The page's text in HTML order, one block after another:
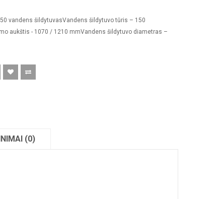
vandens šildytuvasVandens šildytuvo tūris – 150
aukštis - 1070 / 1210 mmVandens šildytuvo diametras –
(0)